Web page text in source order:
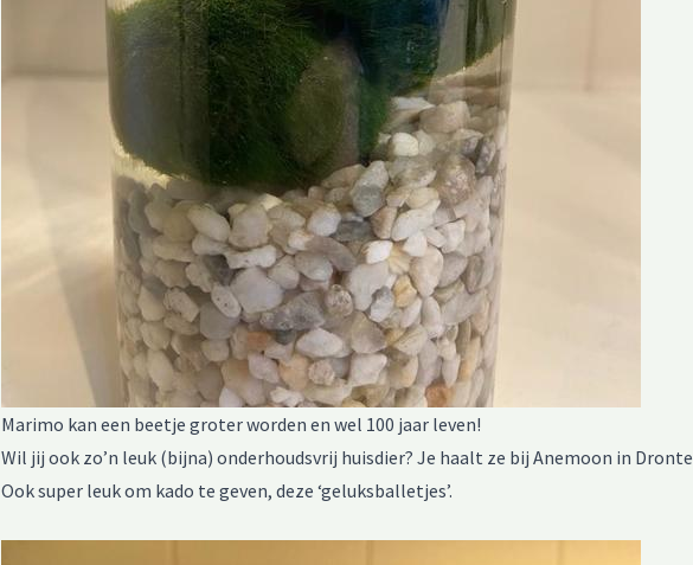
Marimo kan een beetje groter worden en wel 100 jaar leven!
Wil jij ook zo’n leuk (bijna) onderhoudsvrij huisdier? Je haalt ze bij Anemoon in
Ook super leuk om kado te geven, deze ‘geluksballetjes’.